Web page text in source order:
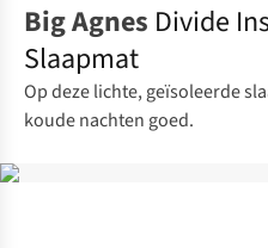
Big Agnes Divide
Slaapmat
Op deze lichte, geïsoleerde
koude nachten goed.